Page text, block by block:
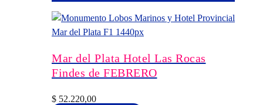
Mar del Plata Hotel Las Rocas
Findes de FEBRERO
$ 52.220,00